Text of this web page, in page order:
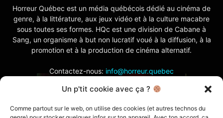
Un p'tit cookie avec ça ?
Comme partout sur le web, on utilise des cookies (et autres technos du
Horreur Québec est un média québécois dédié au cinéma de
genre, à la littérature, aux jeux vidéo et à la culture macabre
sous toutes ses formes. HQc est une division de Cabane à
Sang, un organisme à but non lucratif voué à la diffusion, à la
promotion et à la production de cinéma alternatif.
Contactez-nous: info@horreur.quebec
SUIVEZ NOUS